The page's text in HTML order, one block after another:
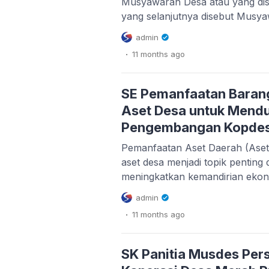
yang selanjutnya disebut
musyawarah antara badan
Pemerintah Desa, dan unsur
diselenggarakan oleh badan
untuk menyepakati hal yang
dituangkan dalam Berita Acara
Desa (Musdes) merupakan
admin
. 11 months ago
SE Pemanfaatan
Aset Desa untuk
Pengembangan
Pemanfaatan Aset Daerah
aset desa menjadi topik penting
meningkatkan kemandirian
pembentukan dan
Desa/Kelurahan Merah Putih
bernama SE Pemanfaatan
Mendukung Pengembangan
KDKMP menegaskan bahwa
pemerintah daerah tidak
admin
. 11 months ago
SK Panitia Musdes